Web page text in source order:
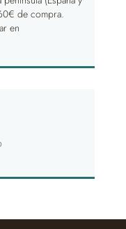
de compra.
en